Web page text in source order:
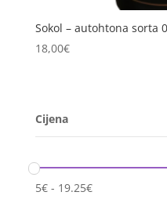
Sokol – autohtona sorta
18,00€
Cijena
5€- 19.25€